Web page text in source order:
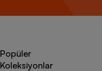
Popüler
Koleksiyonlar